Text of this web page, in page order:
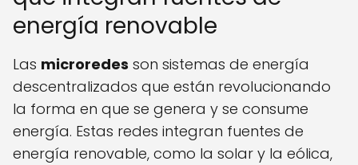
energía renovable
Las microredes son sistemas de energía
descentralizados que están revolucionando
la forma en que se genera y se consume
energía. Estas redes integran fuentes de
energía renovable, como la solar y la eólica,